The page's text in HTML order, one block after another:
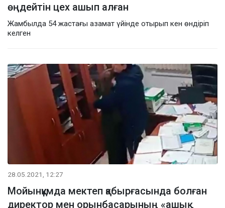
өңдейтін цех ашып алған
Жамбылда 54 жастағы азамат үйінде отырып кен өндіріп
келген
28.05.2021, 12:27
Мойынқұмда мектеп қабырғасында болған
директор мен орынбасарының «ашық